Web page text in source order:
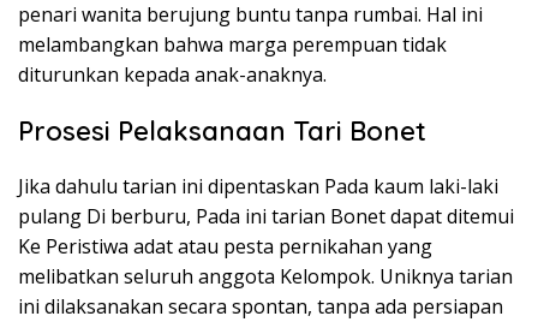
penari wanita berujung buntu tanpa rumbai. Hal ini
melambangkan bahwa marga perempuan tidak
diturunkan kepada anak-anaknya.
Prosesi Pelaksanaan Tari Bonet
Jika dahulu tarian ini dipentaskan Pada kaum laki-laki
pulang Di berburu, Pada ini tarian Bonet dapat ditemui
Ke Peristiwa adat atau pesta pernikahan yang
melibatkan seluruh anggota Kelompok. Uniknya tarian
ini dilaksanakan secara spontan, tanpa ada persiapan